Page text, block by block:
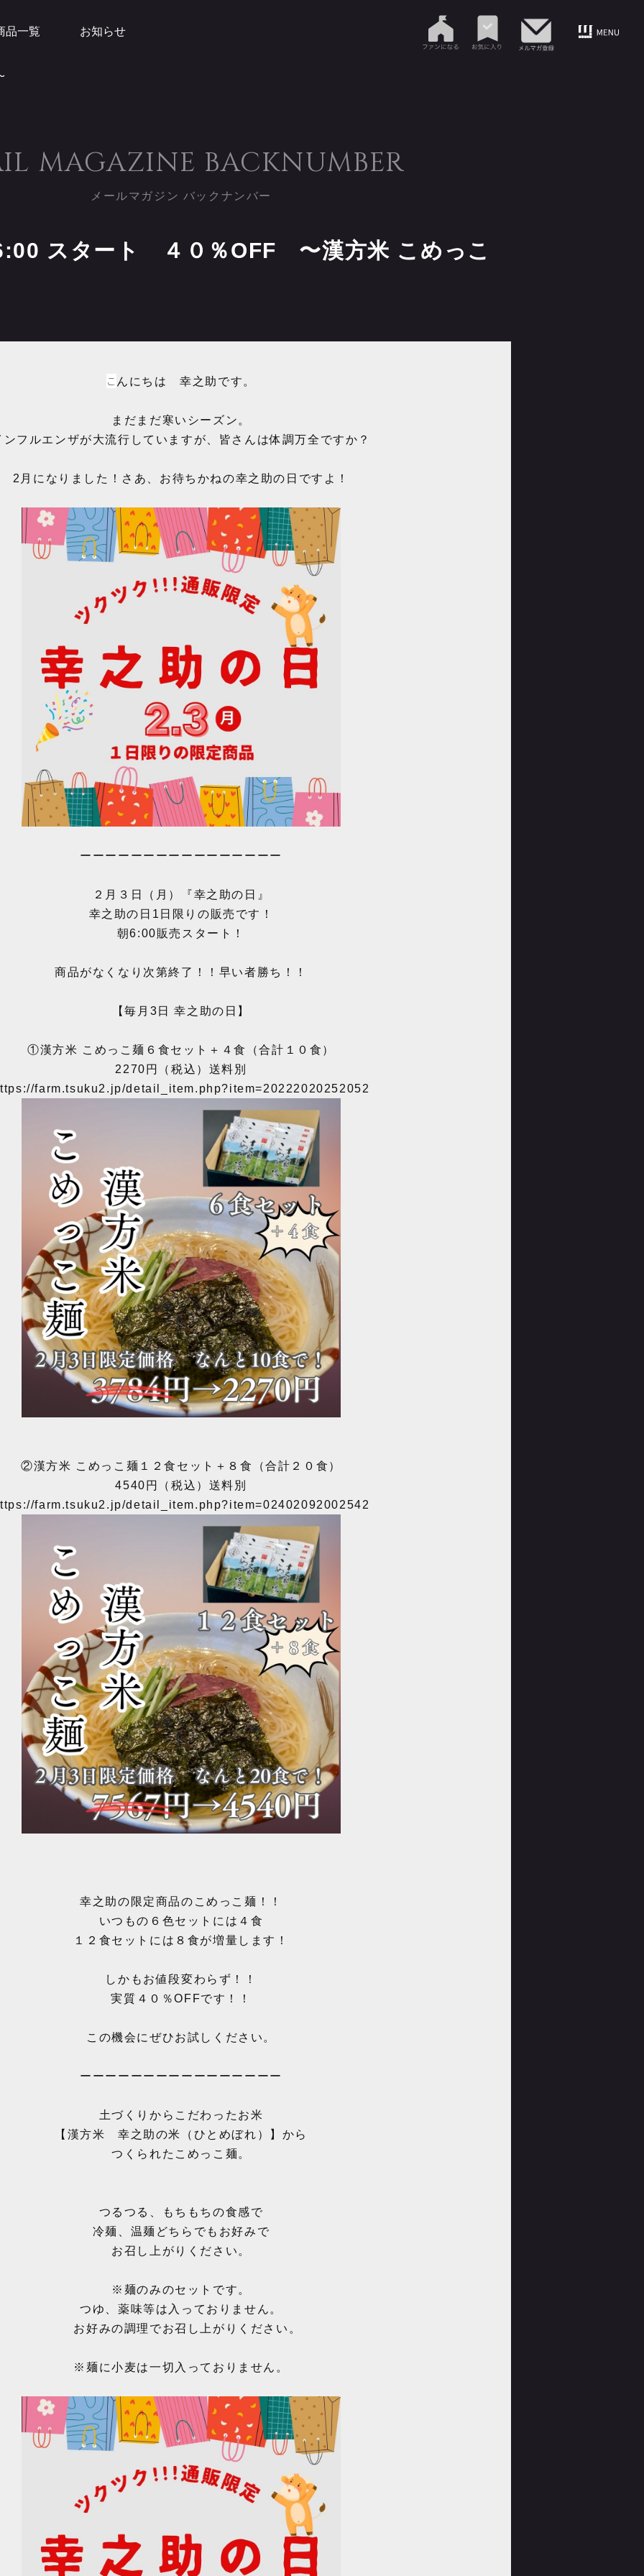
品一覧 お知らせ
MAGAZINE BACKNUMBER
メールマガジン バックナンバー
スタート ４０％OFF 〜漢方米 こめっこ
こ んにちは 幸之助です。
まだまだ寒いシーズン。
ンフルエンザが大流行していますが、皆さんは体調万全ですか？
2月になりました！さあ、お待ちかねの幸之助の日ですよ！
ーーーーーーーーーーーーーーーー
２月３日（月）『幸之助の日』
幸之助の日1日限りの販売です！
朝6:00販売スタート！
商品がなくなり次第終了！！早い者勝ち！！
【毎月3日 幸之助の日】
①漢方米 こめっこ麺６食セット＋４食（合計１０食）
2270円（税込）送料別
farm.tsuku2.jp/detail_item.php?item=20222020252052
②漢方米 こめっこ麺１２食セット＋８食（合計２０食）
4540円（税込）送料別
farm.tsuku2.jp/detail_item.php?item=02402092002542
幸之助の限定商品のこめっこ麺！！
いつもの６色セットには４食
１２食セットには８食が増量します！
しかもお値段変わらず！！
実質４０％OFFです！！
この機会にぜひお試しください。
ーーーーーーーーーーーーーーーー
土づくりからこだわったお米
【漢方米 幸之助の米（ひとめぼれ）】から
つくられたこめっこ麺。
つるつる、もちもちの食感で
冷麺、温麺どちらでもお好みで
お召し上がりください。
※麺のみのセットです。
つゆ、薬味等は 入っておりません。
お好みの調理でお召し上がりください。
※麺に小麦は一切入っておりません。